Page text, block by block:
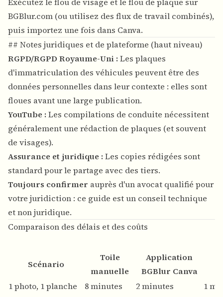
BGBlur.com (ou utilisez des flux de travail combinés),
puis importez une fois dans Canva.
## Notes juridiques et de plateforme (haut niveau)
RGPD/RGPD Royaume-Uni : Les plaques
d'immatriculation des véhicules peuvent être des
données personnelles dans leur contexte : elles sont
floues avant une large publication.
YouTube : Les compilations de conduite nécessitent
généralement une rédaction de plaques (et souvent
de visages).
Assurance et juridique : Les copies rédigées sont
standard pour le partage avec des tiers.
Toujours confirmer auprès d'un avocat qualifié pour
votre juridiction : ce guide est un conseil technique
et non juridique.
Comparaison des délais et des coûts
Scénario
Toile
manuelle
Application
BGBlur Canva
1 photo, 1 planche
8 minutes 2 minutes
1